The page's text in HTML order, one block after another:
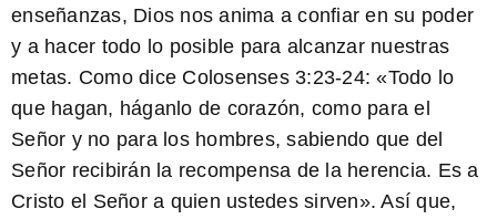
enseñanzas, Dios nos anima a confiar en su poder
y a hacer todo lo posible para alcanzar nuestras
metas. Como dice Colosenses 3:23-24: «Todo lo
que hagan, háganlo de corazón, como para el
Señor y no para los hombres, sabiendo que del
Señor recibirán la recompensa de la herencia. Es a
Cristo el Señor a quien ustedes sirven». Así que,